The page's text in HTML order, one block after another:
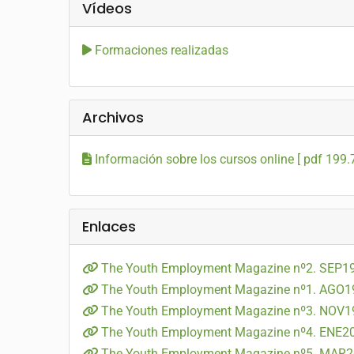
Vídeos
Formaciones realizadas
Archivos
Información sobre los cursos online [ pdf
Enlaces
The Youth Employment Magazine nº2.
The Youth Employment Magazine nº1.
The Youth Employment Magazine nº3.
The Youth Employment Magazine nº4.